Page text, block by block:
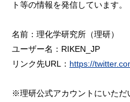
ト等の情報を発信しています。
名前：理化学研究所（理研）
ユーザー名：RIKEN_JP
リンク先URL： https://
※理研公式アカウントにいただ